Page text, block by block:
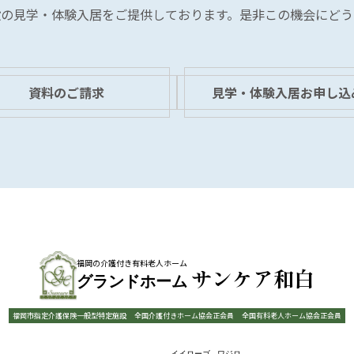
見学・体験入居を ご提供しております。 是非この機会にど
資料のご請求 見学・体験入居お申し
福岡の介護付き有料老人ホーム
グランドホーム サンケア和白
福岡市指定介護保険一般型特定施設 全国介護付きホーム協会正会員 全国有料老人ホーム協会正会員